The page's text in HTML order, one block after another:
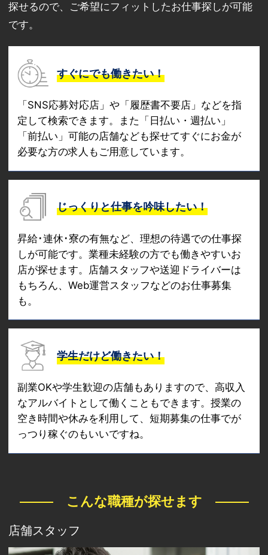
探せるので、ご希望にフィットしたお仕事探しが可能
です。
すぐにでも働きたい！
「SNS応募対応店」や「履歴書不要店」などを指
定して検索できます。また「日払い・週払い」
「前払い」可能の店舗なども探せてすぐにお金が
必要な方の求人もご用意しています。
じっくりと仕事を吟味したい！
昇給･連休･寮の有無など、理想の待遇での仕事探
しが可能です。業種未経験の方でも働きやすいお
店が探せます。店舗スタッフや送迎ドライバーは
もちろん、Web運営スタッフなどのお仕事募集
も。
学生だけど働きたい！
副業OKや学生歓迎の店舗もありますので、高収入
なアルバイトとして働くこともできます。授業の
空き時間や休みを利用して、短期募集の仕事でが
っつり稼ぐのもいいですね。
こんな職種が探せます
店舗スタッフ